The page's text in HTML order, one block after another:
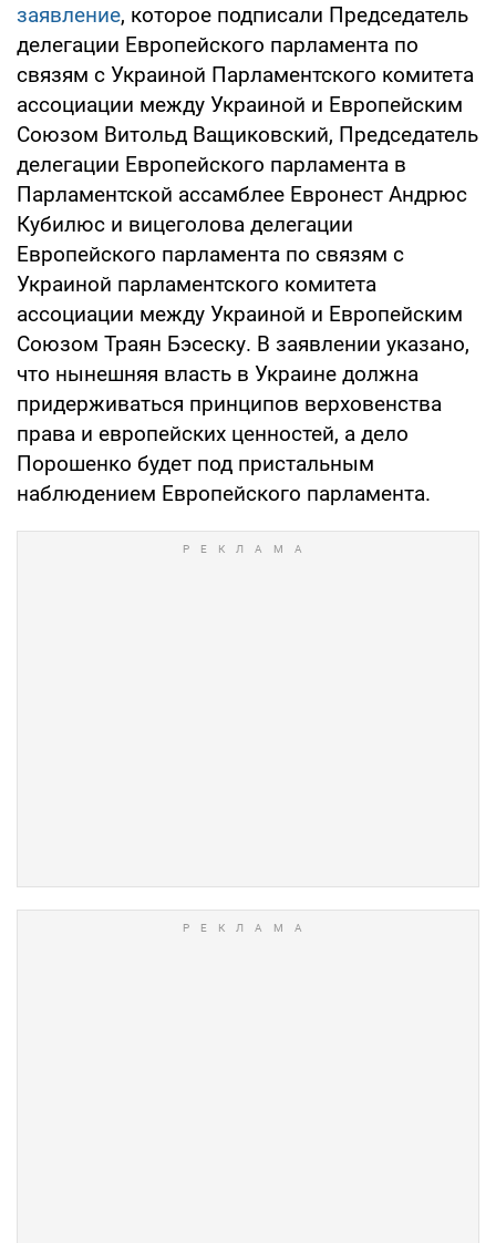
заявление, которое подписали Председатель
делегации Европейского парламента по
связям с Украиной Парламентского комитета
ассоциации между Украиной и Европейским
Союзом Витольд Ващиковский, Председатель
делегации Европейского парламента в
Парламентской ассамблее Евронест Андрюс
Кубилюс и вицеголова делегации
Европейского парламента по связям с
Украиной парламентского комитета
ассоциации между Украиной и Европейским
Союзом Траян Бэсеску. В заявлении указано,
что нынешняя власть в Украине должна
придерживаться принципов верховенства
права и европейских ценностей, а дело
Порошенко будет под пристальным
наблюдением Европейского парламента.